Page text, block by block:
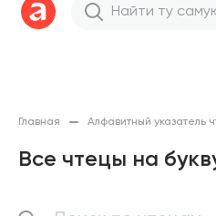
Главная Алфавитный указатель
Все чтецы на